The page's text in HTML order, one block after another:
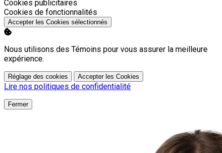
Activer
Cookies publicitaires
Activer
Cookies de fonctionnalités
Accepter les Cookies sélectionnés
Nous utilisons des Témoins pour vous assurer la meilleure
expérience.
Réglage des cookies Accepter les Cookies
Lire nos politiques de confidentialité
Fermer